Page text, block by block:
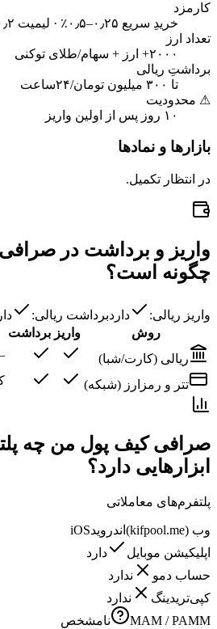
کارمزد
خریدِ سریع ۰٫۲۵–۰٫۵٪ · لیمیت ۰٫۲٪ · سواپ ۳٪
تعداد ارز
۲۰۰۰+ ارز + سهام/طلای توکنی
برداشتِ ریالی
تا ۳۰۰ میلیون تومان/۲۴ساعت
⚠ محدودیت
۱۰ روز پس از اولین واریز
بازارها و نمادها
در انتظار تکمیل.
واریز و برداشت در
چگونه است؟
واریز ریالی: داردبرداشت ریالی:
روش
واریز برداشت
ریالی (کارت/شبا)
تتر و رمزارز (شبکه)
صرافی کیف پول من چه
ابزارهایی دارد؟
پلتفرم‌های معاملاتی
وب (kifpool.me) اندرویدiOS
اپلیکیشن موبایل
دارد
حساب دمو
ندارد
کپی‌تریدینگ
ندارد
MAM / PAMM
نامشخص